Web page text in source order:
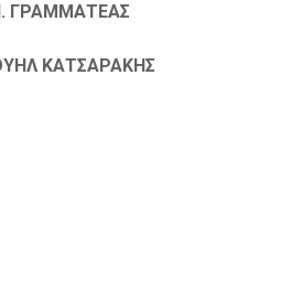
ΚΑΤΣΑΡΑΚΗΣ